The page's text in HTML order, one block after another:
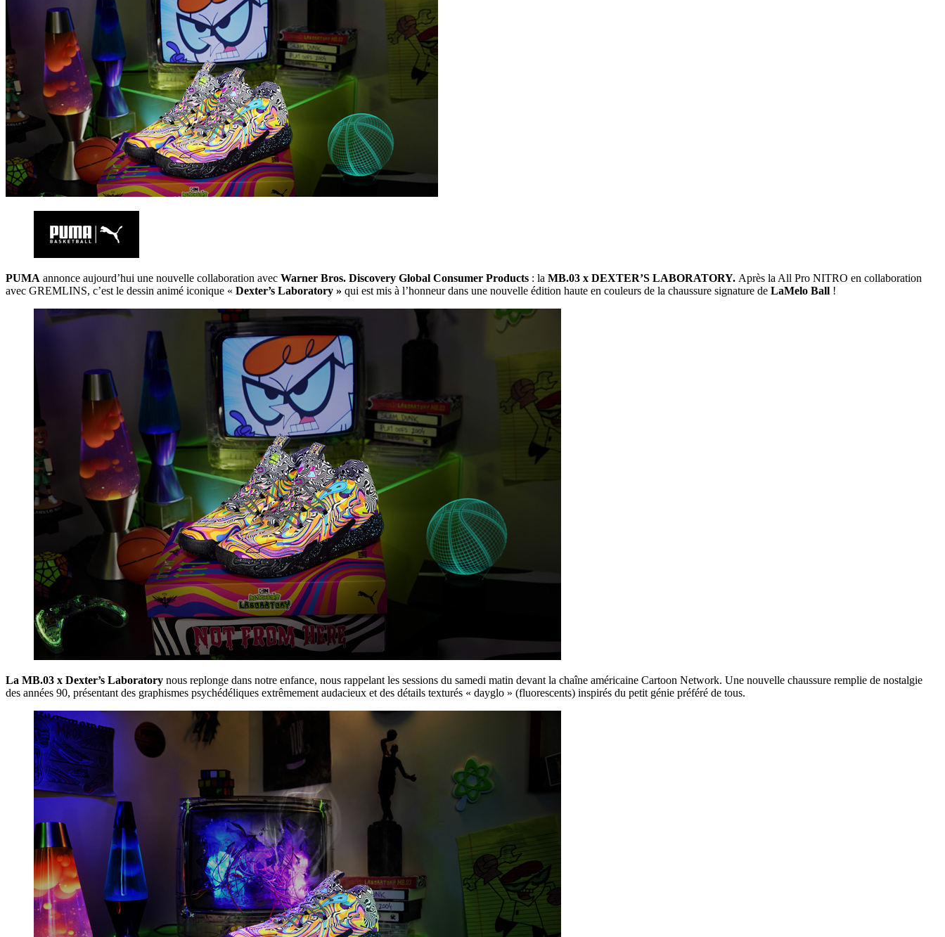
PUMA annonce aujourd’hui une nouvelle collaboration avec Warner Bros. Discovery Global Consumer Products : la MB.03 x DEXTER’S LABORATORY. Après la All Pro NITRO en collaboration
avec GREMLINS, c’est le dessin animé iconique « Dexter’s Laboratory » qui est mis à l’honneur dans une nouvelle édition haute en couleurs de la chaussure signature de LaMelo Ball !
La MB.03 x Dexter’s Laboratory nous replonge dans notre enfance, nous rappelant les sessions du samedi matin devant la chaîne américaine Cartoon Network. Une nouvelle chaussure remplie de nostalgie
des années 90, présentant des graphismes psychédéliques extrêmement audacieux et des détails texturés « dayglo » (fluorescents) inspirés du petit génie préféré de tous.